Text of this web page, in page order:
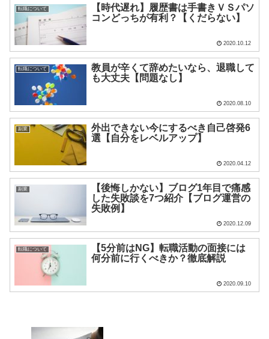
転職について
【時代遅れ】履歴書は手書きＶＳパソ
コンどっちが有利？【くだらない】
2020.10.12
転職について
教員が辛くて辞めたいなら、退職して
も大丈夫【問題なし】
2020.08.10
副業
外出できない今にするべき自己啓発6
選【自分をレベルアップ】
2020.04.12
副業
【後悔しかない】ブログ1年目で痛感
した失敗談を7つ紹介【ブログ運営の
失敗例】
2020.12.09
転職について
【5分前はNG】転職活動の面接には
何分前に行くべきか？徹底解説
2020.09.10